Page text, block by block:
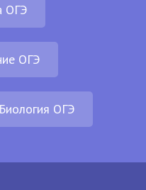
ОГЭ
ОГЭ
Биология ОГЭ